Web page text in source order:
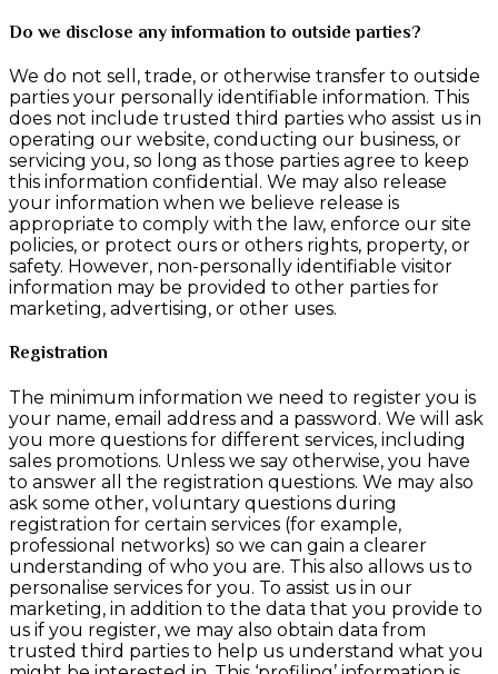
Do we disclose any information to outside parties?
We do not sell, trade, or otherwise transfer to outside
parties your personally identifiable information. This
does not include trusted third parties who assist us in
operating our website, conducting our business, or
servicing you, so long as those parties agree to keep
this information confidential. We may also release
your information when we believe release is
appropriate to comply with the law, enforce our site
policies, or protect ours or others rights, property, or
safety. However, non-personally identifiable visitor
information may be provided to other parties for
marketing, advertising, or other uses.
Registration
The minimum information we need to register you is
your name, email address and a password. We will ask
you more questions for different services, including
sales promotions. Unless we say otherwise, you have
to answer all the registration questions. We may also
ask some other, voluntary questions during
registration for certain services (for example,
professional networks) so we can gain a clearer
understanding of who you are. This also allows us to
personalise services for you. To assist us in our
marketing, in addition to the data that you provide to
us if you register, we may also obtain data from
trusted third parties to help us understand what you